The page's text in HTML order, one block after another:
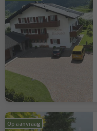
Op aanvraag